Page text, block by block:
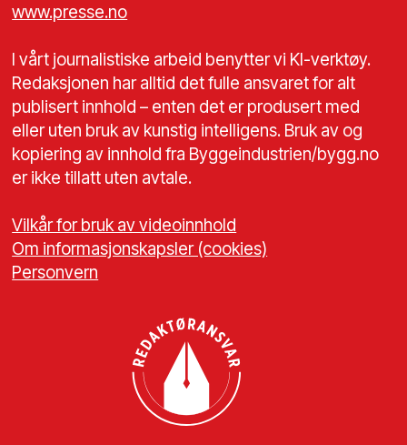
www.presse.no
I vårt journalistiske arbeid benytter vi KI-verktøy.
Redaksjonen har alltid det fulle ansvaret for alt
publisert innhold – enten det er produsert med
eller uten bruk av kunstig intelligens. Bruk av og
kopiering av innhold fra Byggeindustrien/bygg.no
er ikke tillatt uten avtale.
Vilkår for bruk av videoinnhold
Om informasjonskapsler (cookies)
Personvern